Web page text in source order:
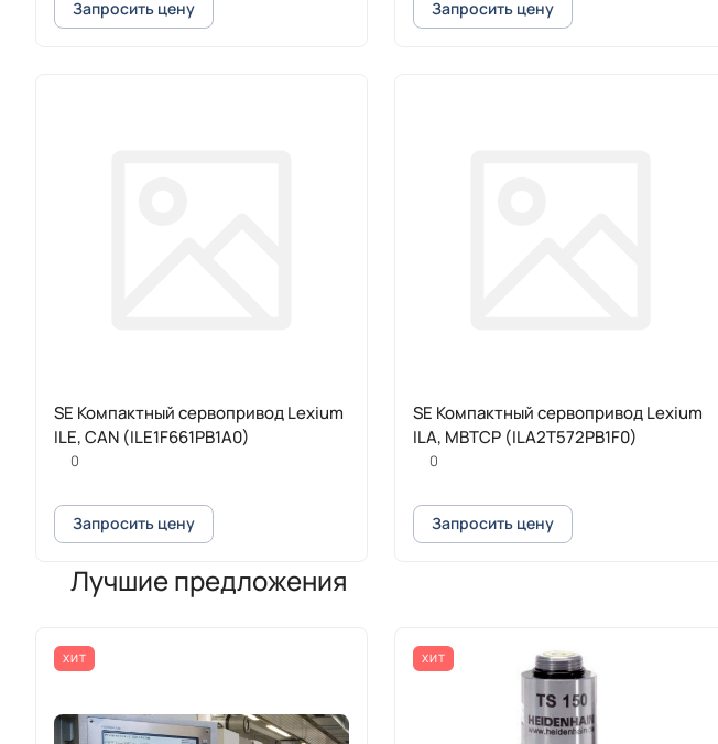
Запросить цену Запросить цену
SE Компактный сервопривод Lexium
ILE, CAN (ILE1F661PB1A0)
0
Запросить цену
SE Компактный сервопривод Lexium
ILA, MBTCP (ILA2T572PB1F0)
0
Запросить цену
Лучшие предложения
ХИТ ХИТ